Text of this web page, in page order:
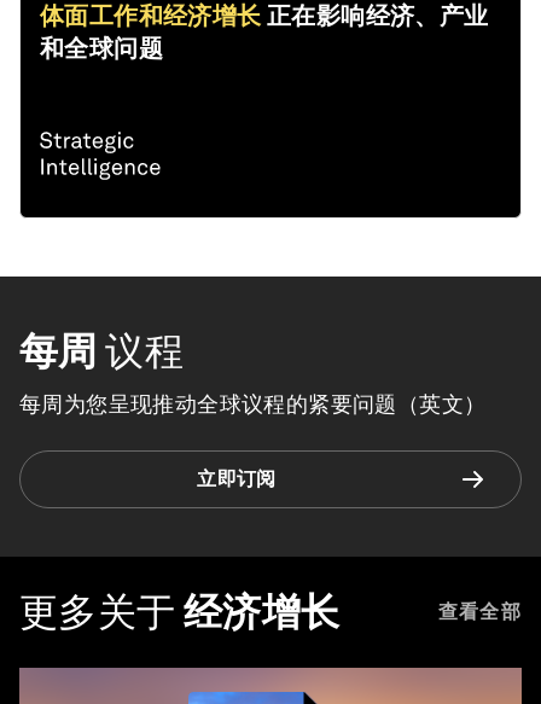
体面工作和经济增长正在影响经济、产业
和全球问题
每周 议程
每周为您呈现推动全球议程的紧要问题（英文）
立即订阅
更多关于 经济增长 查看全部